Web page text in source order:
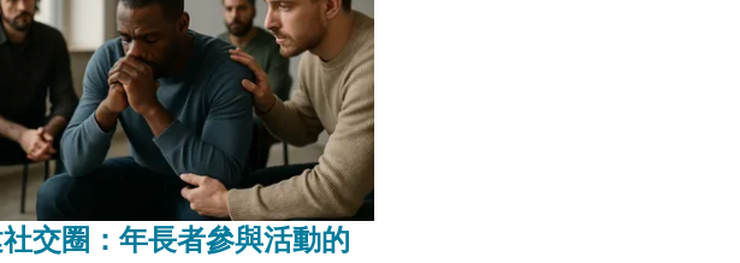
交圈：年長者參與活動的